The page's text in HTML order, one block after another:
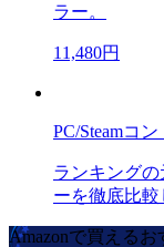
ラー。
11,480円
PC/Steamコ
ランキング
ーを徹底比
Amazonで買える